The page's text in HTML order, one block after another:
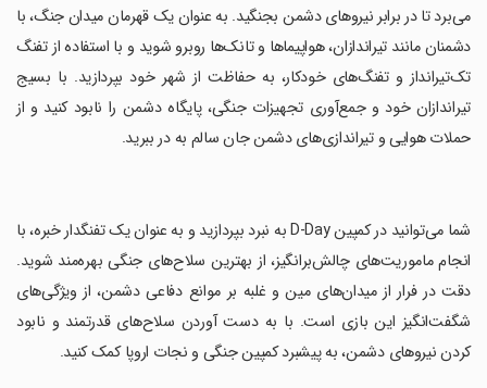
می‌برد تا در برابر نیروهای دشمن بجنگید. به عنوان یک قهرمان میدان جنگ، با
دشمنان مانند تیراندازان، هواپیماها و تانک‌ها روبرو شوید و با استفاده از تفنگ
تک‌تیرانداز و تفنگ‌های خودکار، به حفاظت از شهر خود بپردازید. با بسیج
تیراندازان خود و جمع‌آوری تجهیزات جنگی، پایگاه دشمن را نابود کنید و از
حملات هوایی و تیراندازی‌های دشمن جان سالم به در ببرید.
‏شما می‌توانید در کمپین D-Day به نبرد بپردازید و به عنوان یک تفنگدار خبره، با
انجام ماموریت‌های چالش‌برانگیز، از بهترین سلاح‌های جنگی بهره‌مند شوید.
دقت در فرار از میدان‌های مین و غلبه بر موانع دفاعی دشمن، از ویژگی‌های
شگفت‌انگیز این بازی است. با به دست آوردن سلاح‌های قدرتمند و نابود
کردن نیروهای دشمن، به پیشبرد کمپین جنگی و نجات اروپا کمک کنید.